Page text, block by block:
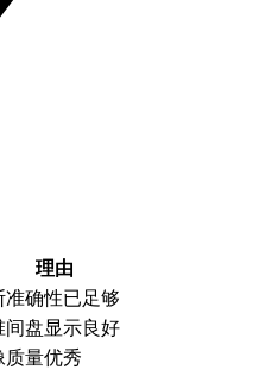
理由
准确性已足够
间盘显示良好
质量优秀